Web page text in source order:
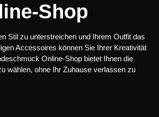
Shop
Stil zu unterstreichen und Ihrem Outfit das
Accessoires können Sie Ihrer Kreativität
Online-Shop bietet Ihnen die
wählen, ohne Ihr Zuhause verlassen zu